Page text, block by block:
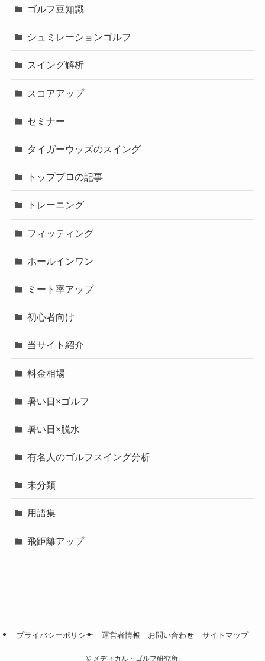
ゴルフ豆知識
シュミレーションゴルフ
スイング解析
スコアアップ
セミナー
タイガーウッズのスイング
トッププロの記事
トレーニング
フィッティング
ホールインワン
ミート率アップ
初心者向け
当サイト紹介
料金相場
暑い日×ゴルフ
暑い日×脱水
有名人のゴルフスイング分析
未分類
用語集
飛距離アップ
プライバシーポリシー 運営者情報 お問い合わせ サイトマップ
©メディカル・ゴルフ研究所.